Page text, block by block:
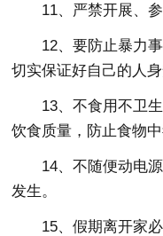
11、严禁开展、
12、要防止暴力
切实保证好自己的人身
13、不食用不卫
饮食质量，防止食物中
14、不随便动电
发生。
15、假期离开家